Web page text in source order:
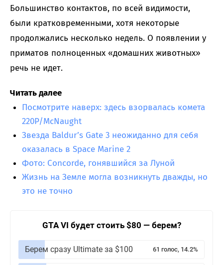
Большинство контактов, по всей видимости,
были кратковременными, хотя некоторые
продолжались несколько недель. О появлении у
приматов полноценных «домашних животных»
речь не идет.
Читать далее
Посмотрите наверх: здесь взорвалась комета
220P/McNaught
Звезда Baldur’s Gate 3 неожиданно для себя
оказалась в Space Marine 2
Фото: Concorde, гонявшийся за Луной
Жизнь на Земле могла возникнуть дважды, но
это не точно
GTA VI будет стоить $80 — берем?
Берем сразу Ultimate за $100 61 голос, 14.2%